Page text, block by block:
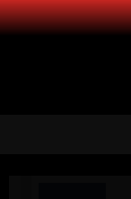
Skip
to